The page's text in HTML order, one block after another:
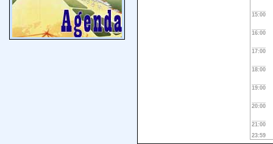
15:00
16:00
17:00
18:00
19:00
20:00
21:00
23:59